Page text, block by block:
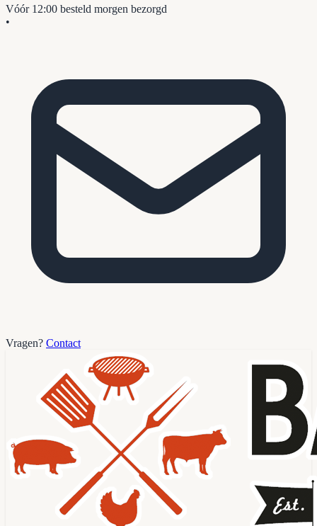
Vóór 12:00 besteld morgen bezorgd
•
Vragen? Contact